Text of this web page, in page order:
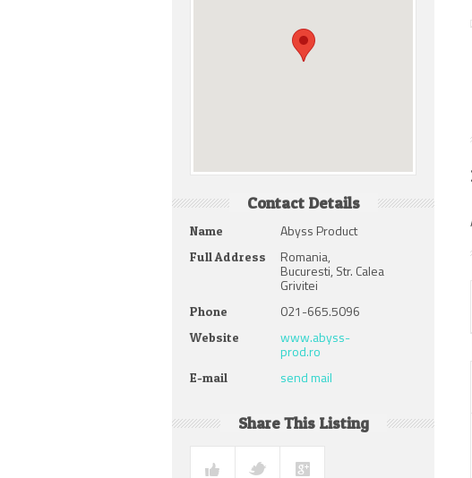
Contact Details
Name Abyss Product
Full Address Romania,
Bucuresti, Str. Calea
Grivitei
Phone 021-665.5096
Website www.abyss-
prod.ro
E-mail send mail
Share This Listing